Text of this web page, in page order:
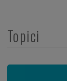
Topici